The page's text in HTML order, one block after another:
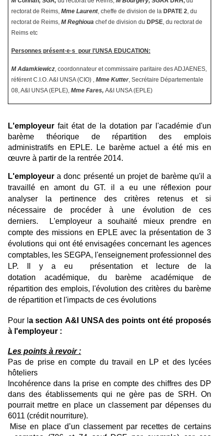
rectorat de Reims, Mme Laurent, cheffe de division de la DPATE 2, du
rectorat de Reims, M Reghioua chef de division du DPSE, du rectorat de
Reims etc
Personnes présent·e·s pour l'UNSA EDUCATION:
M Adamkiewicz, coordonnateur et commissaire paritaire des ADJAENES,
référent C.I.O. A&I UNSA (CIO) , Mme Kutter, Secrétaire Départementale
08, A&I UNSA (EPLE), Mme Fares, A&I UNSA (EPLE)
L'employeur fait état de la dotation par l'académie d'un
barème théorique de répartition des emplois
administratifs en EPLE. Le barème actuel a été mis en
œuvre à partir de la rentrée 2014.
L'employeura donc présenté un projet de barème qu'il a
travaillé en amont du GT. il a eu une réflexion pour
analyser la pertinence des critères retenus et si
nécessaire de procéder à une évolution de ces
derniers. L'employeur a souhaité mieux prendre en
compte des missions en EPLE avec la présentation de 3
évolutions qui ont été envisagées concernant les agences
comptables, les SEGPA, l'enseignement professionnel des
LP.
Il y a eu présentation et lecture de la
dotation académique, du barème académique de
répartition des emplois, l'évolution des critères du barème
de répartition et l'impacts de ces évolutions
Pour l a section A&I UNSA des points ont été proposés
à l'employeur :
Les points à revoir :
Pas de prise en compte du travail en LP et des lycées
hôteliers
Incohérence dans la prise en compte des chiffres des DP
dans des établissements qui ne gère pas de SRH. On
pourrait mettre en place un classement par dépenses du
6011 (crédit nourriture).
Mise en place d’un classement par recettes de certains